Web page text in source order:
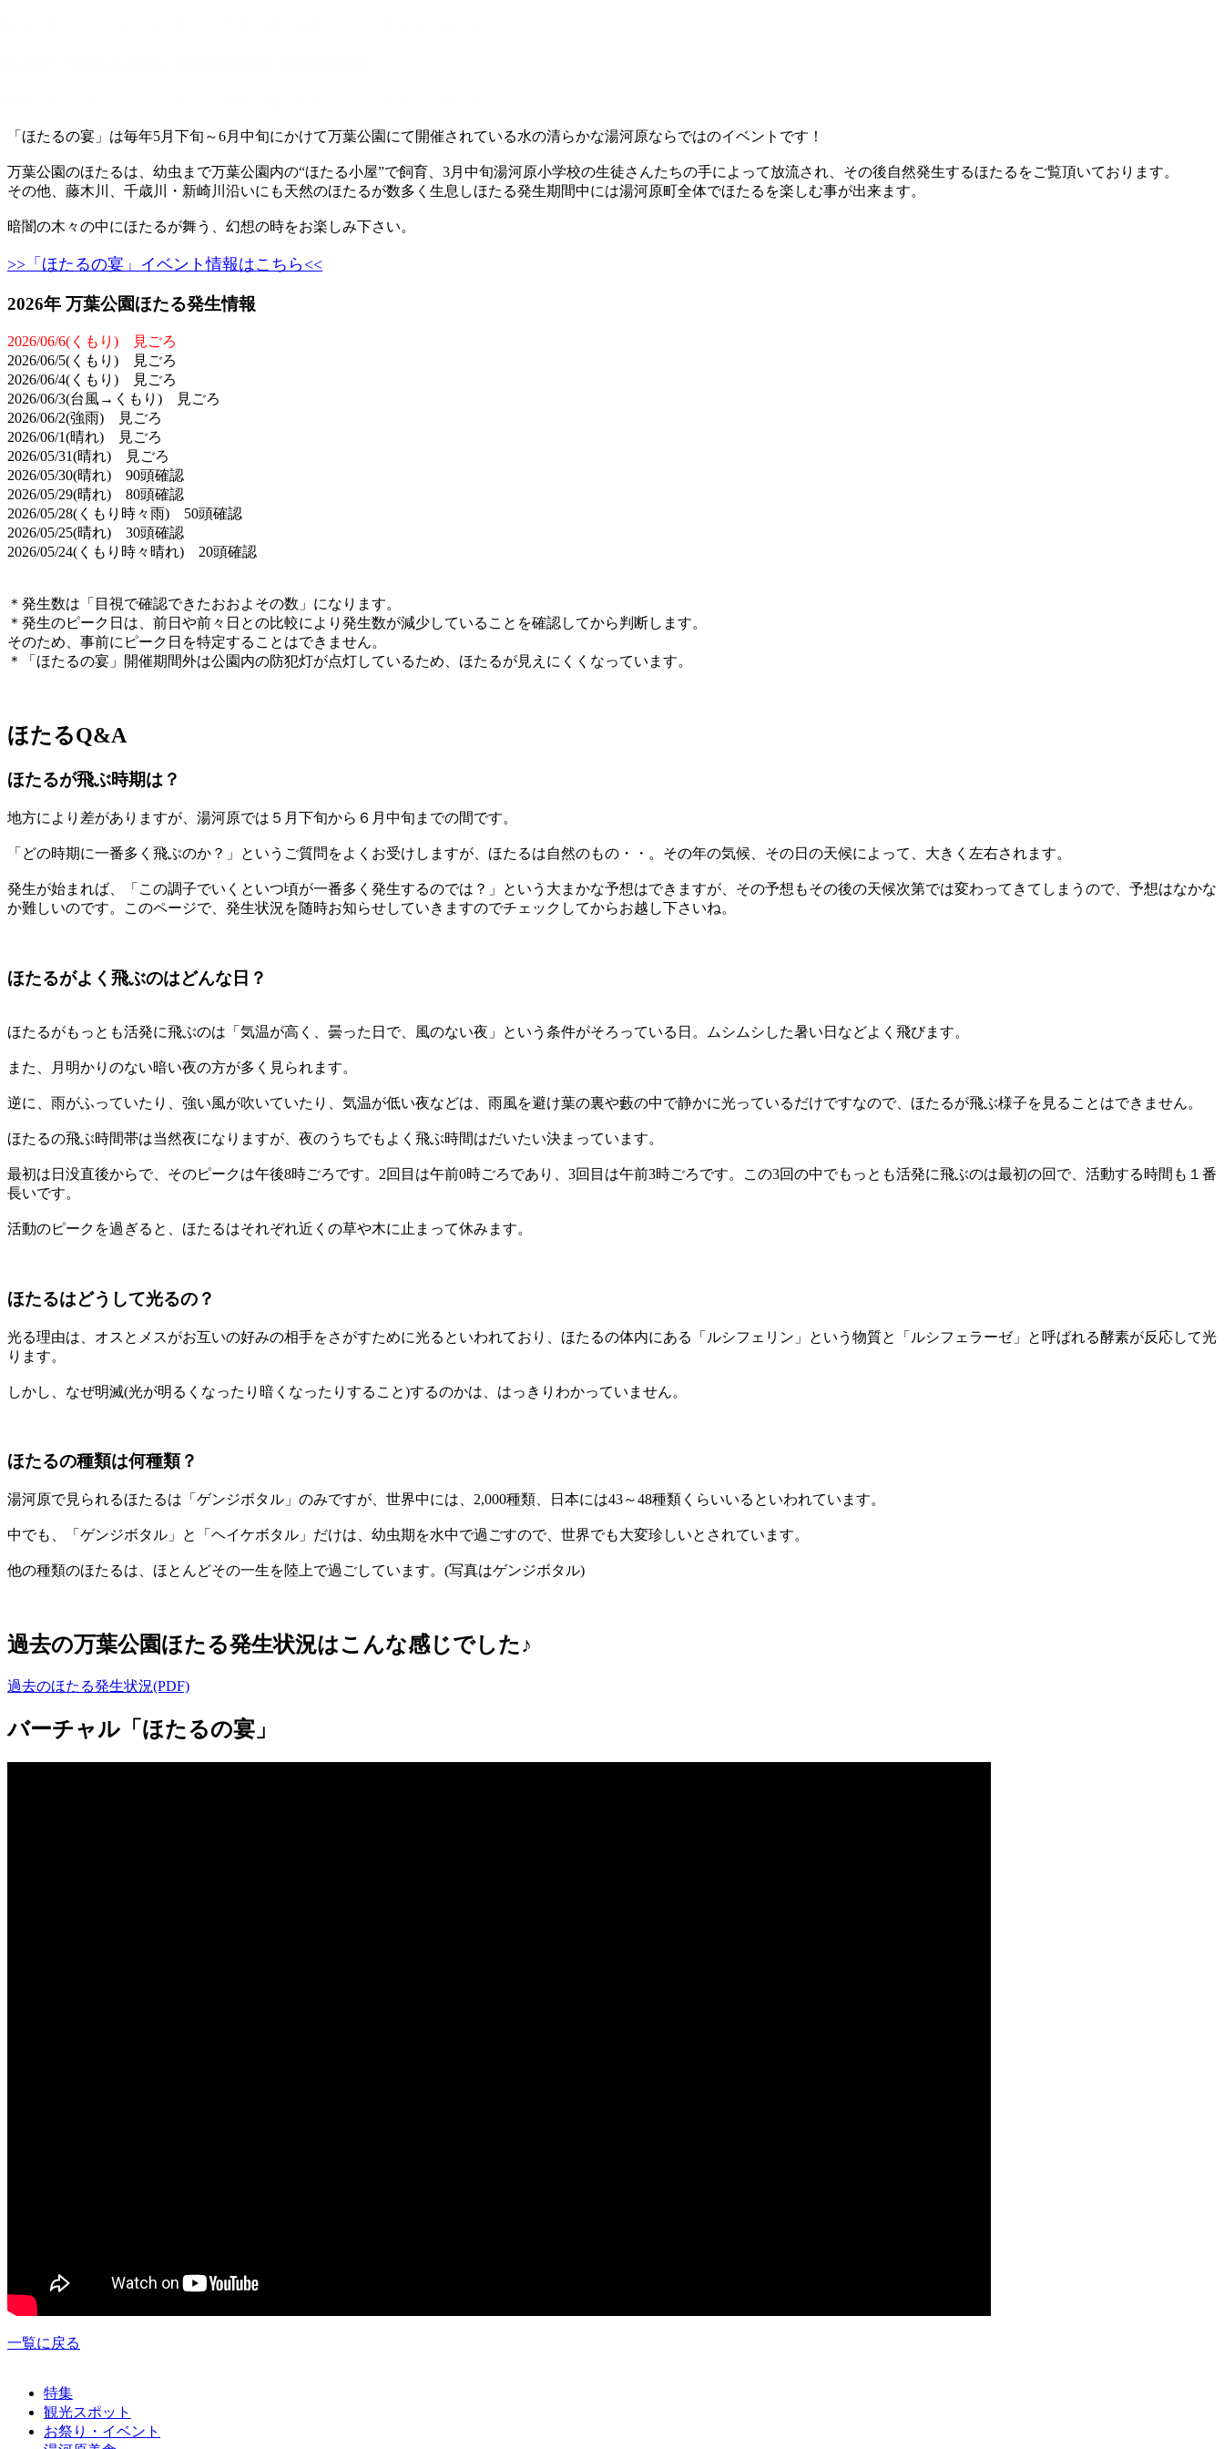
「ほたるの宴」は毎年5月下旬～6月中旬にかけて万葉公園にて開催されている水の清らかな湯河原ならではのイベントです！
万葉公園のほたるは、幼虫まで万葉公園内の“ほたる小屋”で飼育、3月中旬湯河原小学校の生徒さんたちの手によって放流され、その後自然発生するほたるをご覧頂いております。
その他、藤木川、千歳川・新崎川沿いにも天然のほたるが数多く生息しほたる発生期間中には湯河原町全体でほたるを楽しむ事が出来ます。
暗闇の木々の中にほたるが舞う、幻想の時をお楽しみ下さい。
>>「ほたるの宴」イベント情報はこちら<<
2026年 万葉公園ほたる発生情報
2026/06/6(くもり) 見ごろ
2026/06/5(くもり) 見ごろ
2026/06/4(くもり) 見ごろ
2026/06/3(台風→くもり) 見ごろ
2026/06/2(強雨) 見ごろ
2026/06/1(晴れ) 見ごろ
2026/05/31(晴れ) 見ごろ
2026/05/30(晴れ) 90頭確認
2026/05/29(晴れ) 80頭確認
2026/05/28(くもり時々雨) 50頭確認
2026/05/25(晴れ) 30頭確認
2026/05/24(くもり時々晴れ) 20頭確認
＊発生数は「目視で確認できたおおよその数」になります。
＊発生のピーク日は、前日や前々日との比較により発生数が減少していることを確認してから判断します。
そのため、事前にピーク日を特定することはできません。
＊「ほたるの宴」開催期間外は公園内の防犯灯が点灯しているため、ほたるが見えにくくなっています。
ほたるQ&A
ほたるが飛ぶ時期は？
地方により差がありますが、湯河原では５月下旬から６月中旬までの間です。
「どの時期に一番多く飛ぶのか？」というご質問をよくお受けしますが、ほたるは自然のもの・・。その年の気候、その日の天候によって、大きく左右されます。
発生が始まれば、「この調子でいくといつ頃が一番多く発生するのでは？」という大まかな予想はできますが、その予想もその後の天候次第では変わってきてしまうので、予想はなかな
か難しいのです。このページで、発生状況を随時お知らせしていきますのでチェックしてからお越し下さいね。
ほたるがよく飛ぶのはどんな日？
ほたるがもっとも活発に飛ぶのは「気温が高く、曇った日で、風のない夜」という条件がそろっている日。ムシムシした暑い日などよく飛びます。
また、月明かりのない暗い夜の方が多く見られます。
逆に、雨がふっていたり、強い風が吹いていたり、気温が低い夜などは、雨風を避け葉の裏や藪の中で静かに光っているだけですなので、ほたるが飛ぶ様子を見ることはできません。
ほたるの飛ぶ時間帯は当然夜になりますが、夜のうちでもよく飛ぶ時間はだいたい決まっています。
最初は日没直後からで、そのピークは午後8時ごろです。2回目は午前0時ごろであり、3回目は午前3時ごろです。この3回の中でもっとも活発に飛ぶのは最初の回で、活動する時間も１番
長いです。
活動のピークを過ぎると、ほたるはそれぞれ近くの草や木に止まって休みます。
ほたるはどうして光るの？
光る理由は、オスとメスがお互いの好みの相手をさがすために光るといわれており、ほたるの体内にある「ルシフェリン」という物質と「ルシフェラーゼ」と呼ばれる酵素が反応して光
ります。
しかし、なぜ明滅(光が明るくなったり暗くなったりすること)するのかは、はっきりわかっていません。
ほたるの種類は何種類？
湯河原で見られるほたるは「ゲンジボタル」のみですが、世界中には、2,000種類、日本には43～48種類くらいいるといわれています。
中でも、「ゲンジボタル」と「ヘイケボタル」だけは、幼虫期を水中で過ごすので、世界でも大変珍しいとされています。
他の種類のほたるは、ほとんどその一生を陸上で過ごしています。(写真はゲンジボタル)
過去の万葉公園ほたる発生状況はこんな感じでした♪
過去のほたる発生状況(PDF)
バーチャル「ほたるの宴」
一覧に戻る
特集
観光スポット
お祭り・イベント